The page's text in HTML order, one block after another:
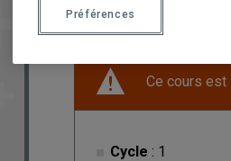
Ce cours est
Cycle : 1
Préférences